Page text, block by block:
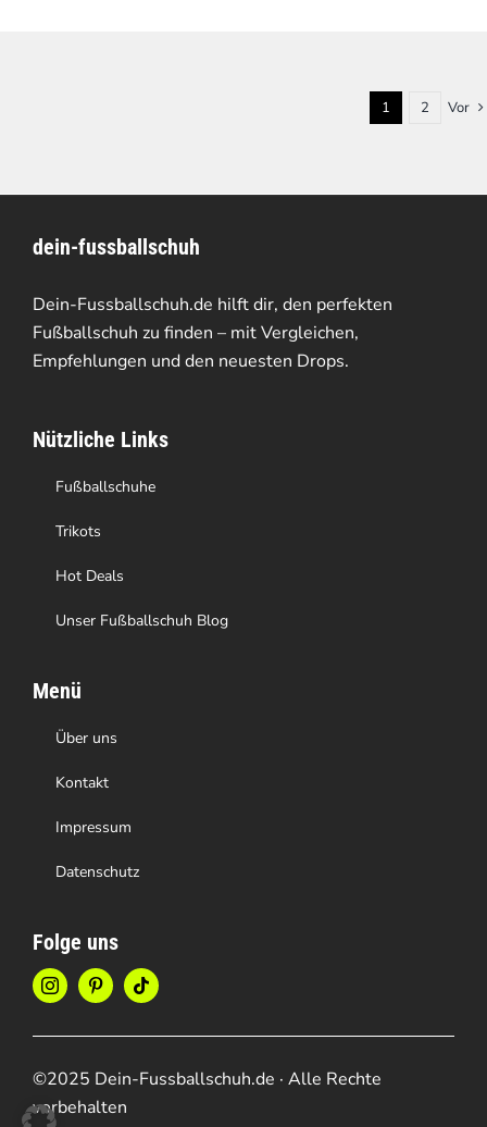
1 2 Vor
dein-fussballschuh
Dein-Fussballschuh.de hilft dir, den perfekten
Fußballschuh zu finden – mit Vergleichen,
Empfehlungen und den neuesten Drops.
Nützliche Links
Fußballschuhe
Trikots
Hot Deals
Unser Fußballschuh Blog
Menü
Über uns
Kontakt
Impressum
Datenschutz
Folge uns
©2025 Dein-Fussballschuh.de · Alle Rechte
vorbehalten